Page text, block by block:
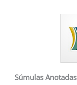
Súmulas Anotadas